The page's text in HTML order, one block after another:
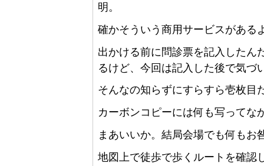
明。
確かそういう商用サービスがある
出かける前に問診票を記入したん
るけど、今回は記入した後で気づ
そんなの知らずにすらすら壱枚目
カーボンコピーには何も写ってな
まあいいか。結局会場でも何もお
地図上で徒歩で歩くルートを確認